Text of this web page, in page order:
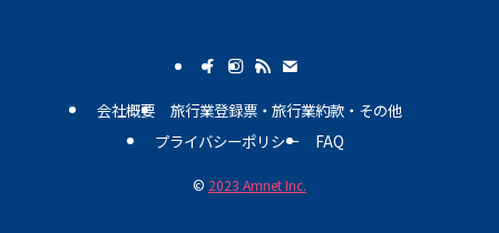
会社概要
旅行業登録票・旅行業約款・その他
プライバシーポリシー
FAQ
© 2023 Amnet Inc.